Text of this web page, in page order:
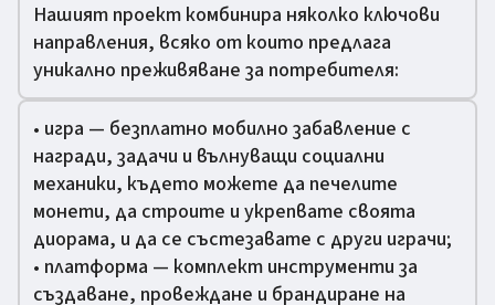
Нашият проект комбинира няколко ключови
направления, всяко от които предлага
уникално преживяване за потребителя:
• игра — безплатно мобилно забавление с
награди, задачи и вълнуващи социални
механики, където можете да печелите
монети, да строите и укрепвате своята
диорама, и да се състезавате с други играчи;
• платформа — комплект инструменти за
създаване, провеждане и брандиране на